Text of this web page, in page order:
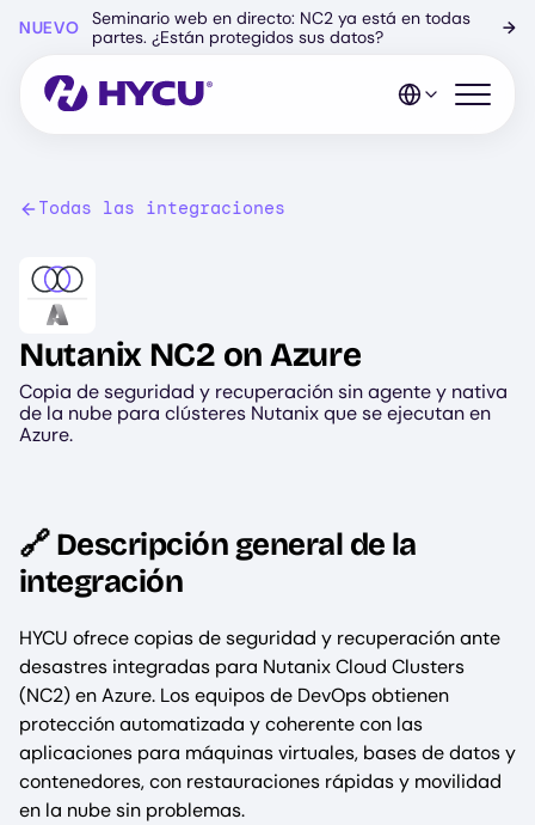
principal
NUEVO
Seminario web en directo: NC2 ya está en todas
partes. ¿Están protegidos sus datos?
→
Abrir el
Todas las integraciones
Image
Nutanix NC2 on Azure
Copia de seguridad y recuperación sin agente y nativa
de la nube para clústeres Nutanix que se ejecutan en
Azure.
🔗 Descripción general de la
integración
HYCU ofrece copias de seguridad y recuperación ante
desastres integradas para Nutanix Cloud Clusters
(NC2) en Azure. Los equipos de DevOps obtienen
protección automatizada y coherente con las
aplicaciones para máquinas virtuales, bases de datos y
contenedores, con restauraciones rápidas y movilidad
en la nube sin problemas.